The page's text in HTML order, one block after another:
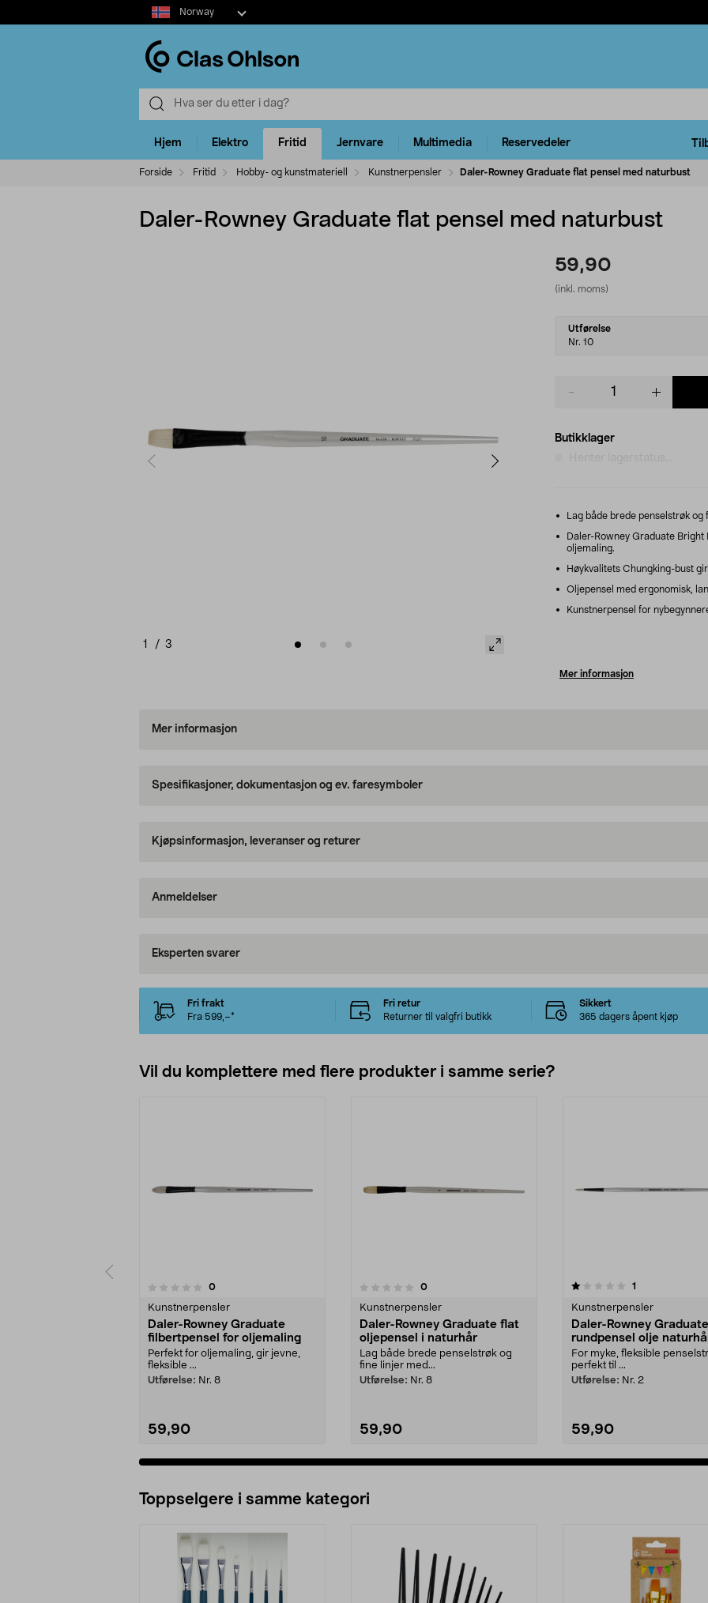
Select
market
Norway
Hjem Elektro Fritid Jernvare Multimedia Reservedeler
Forside Fritid Hobby- og kunstmateriell Kunstnerpensler Daler-Rowney Graduate flat pensel med naturbust
Daler-Rowney Graduate flat pensel med naturbust
1 / 3
59,90
(inkl. moms)
Select
variant
Utførelse
Nr. 10
Butikklager
Lag både brede penselstrøk
Daler-Rowney Graduate
oljemaling.
Høykvalitets Chungking-bust
Oljepensel med ergonomisk,
Kunstnerpensel for
Mer informasjon
Mer informasjon
Spesifikasjoner, dokumentasjon og ev. faresymboler
Kjøpsinformasjon, leveranser og returer
Anmeldelser
Eksperten svarer
Fri frakt
Fra 599,–*
Fri retur
Returner til valgfri butikk
Sikkert
365 dagers åpent kjøp
Vil du komplettere med flere produkter i samme serie?
0anmeldelser
Kunstnerpensler
Daler-Rowney Graduate
filbertpensel for oljemaling
Perfekt for oljemaling, gir jevne,
fleksible ...
Utførelse: Nr. 8
59,90
0.0 av 5 stjerner 0anmeldelser
Kunstnerpensler
Daler-Rowney Graduate flat
oljepensel i naturhår
Lag både brede penselstrøk og
fine linjer med...
Utførelse: Nr. 8
59,90
1.0av 5 stjerner 1
Kunstnerpensler
Daler-Rowney Graduate
rundpensel olje
For myke, fleksible
perfekt til ...
Utførelse: Nr. 2
59,90
1.0av 5 stjerner
Toppselgere i samme kategori